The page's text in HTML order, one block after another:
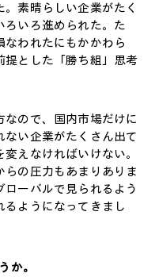
素晴らしい企業がたく
ろいろ進められた。た
われたにもかかわら
提とした「勝ち組」思考
ので、国内市場だけに
い企業がたくさん出て
えなければいけない。
の圧力もあまりありま
ーバルで見られるよう
ようになってきまし
か。